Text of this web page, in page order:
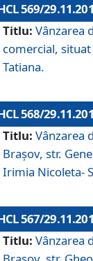
569/
Titlu: Vânzarea
comercial, situat
Tatiana.
568/
Titlu: Vânzarea
Braşov, str.
Irimia Nicoleta-
567/
Titlu: Vânzarea